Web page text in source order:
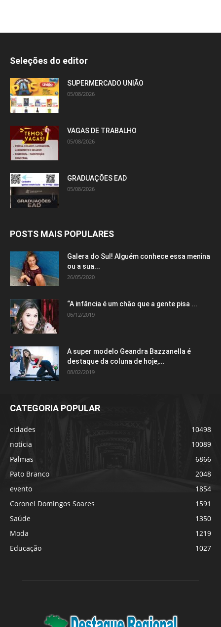
Seleções do editor
SUPERMERCADO UNIÃO
05/08/2026
VAGAS DE TRABALHO
05/08/2026
GRADUAÇÕES EAD
05/08/2026
POSTS MAIS POPULARES
Galera do Sul! Alguém conhece essa menina
ou a sua...
26/05/2020
“A infância é um chão que a gente pisa ...
06/12/2019
A super modelo Geandra Bazzanella é
destaque da coluna de hoje,...
08/02/2019
CATEGORIA POPULAR
cidades
10498
noticia
10089
Palmas
6866
Pato Branco
2048
evento
1854
Coronel Domingos Soares
1591
Saúde
1350
Moda
1219
Educação
1027